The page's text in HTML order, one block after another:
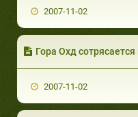
2007-11-02
Гора Охд
2007-11-02